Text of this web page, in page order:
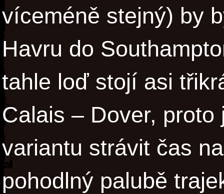
víceméně stejný) by
Havru do
tahle loď stojí asi
Calais – Dover,
variantu strávit čas
pohodlný palubě